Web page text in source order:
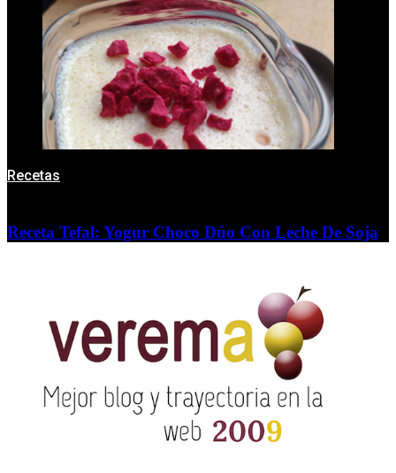
Recetas
Receta Tefal: Yogur Choco Dúo Con Leche De Soja